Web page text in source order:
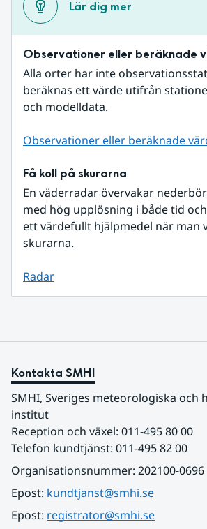
Lär dig mer
Observationer eller beräknade
Alla orter har inte
beräknas ett värde utifrån
och modelldata.
Observationer eller beräknade
Få koll på skurarna
En väderradar övervakar
med hög upplösning i både tid
ett värdefullt hjälpmedel när man
skurarna.
Radar
Kontakta SMHI
SMHI, Sveriges meteorologiska och
institut
Reception och växel: 011-495 80 00
Telefon kundtjänst: 011-495 82 00
Organisationsnummer: 202100-0696
Epost: kundtjanst@smhi.se
Epost: registrator@smhi.se